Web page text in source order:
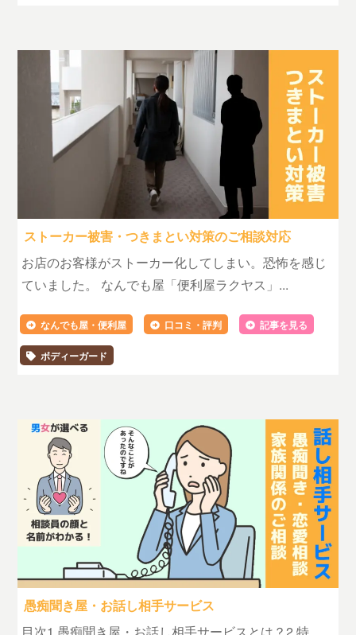
ストーカー被害・つきまとい対策のご相談対応
お店のお客様がストーカー化してしまい。恐怖を感じ
ていました。 なんでも屋「便利屋ラクヤス」...
なんでも屋・便利屋 口コミ・評判 記事を見る
ボディーガード
愚痴聞き屋・お話し相手サービス
目次1.愚痴聞き屋・お話し相手サービスとは？2.特